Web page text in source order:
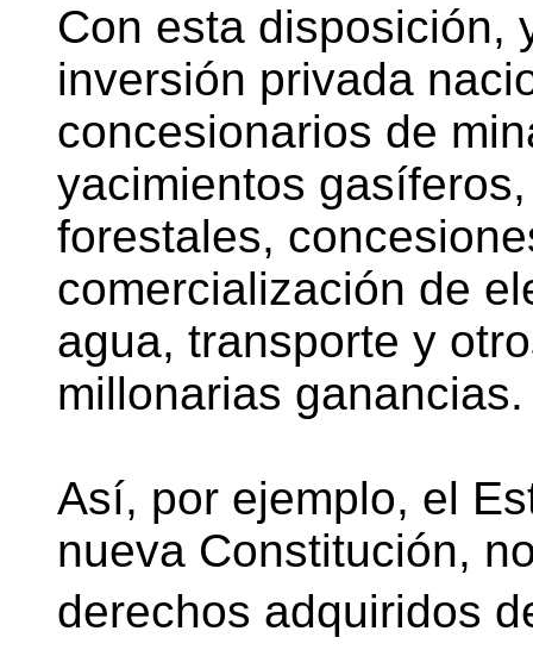
Con esta disposición,
inversión privada
concesionarios de
yacimientos
forestales,
comercialización de
agua, transporte y
millonarias ganancias.
Así, por ejemplo, el
nueva Constitución,
derechos adquiridos